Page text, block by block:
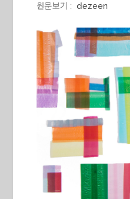
원문보기 : dezeen